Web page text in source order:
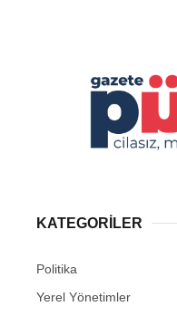
KATEGORİLER
Politika
Yerel Yönetimler